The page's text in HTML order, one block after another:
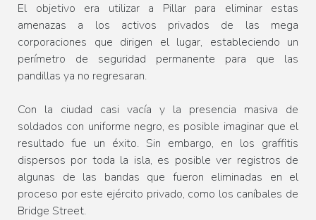
El objetivo era utilizar a Pillar para eliminar estas
amenazas a los activos privados de las mega
corporaciones que dirigen el lugar, estableciendo un
perímetro de seguridad permanente para que las
pandillas ya no regresaran.
Con la ciudad casi vacía y la presencia masiva de
soldados con uniforme negro, es posible imaginar que el
resultado fue un éxito. Sin embargo, en los graffitis
dispersos por toda la isla, es posible ver registros de
algunas de las bandas que fueron eliminadas en el
proceso por este ejército privado, como los caníbales de
Bridge Street.